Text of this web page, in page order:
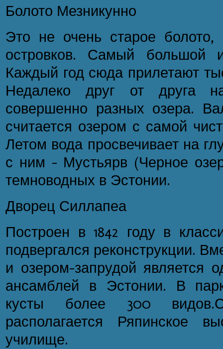
Болото Мезникунно
Это не очень старое болото,
островков. Самый большой
Каждый год сюда прилетают
Недалеко друг от друга
совершенно разных озера.
считается озером с самой
Летом вода просвечивает на
с ним - Мустьярв (Черное
темноводных в Эстонии.
Дворец Силлапеа
Построен в 1842 году в
подвергался реконструкции.
и озером-запрудой является
ансамблей в Эстонии. В
кусты более 300
располагается Ряпинское
училище.